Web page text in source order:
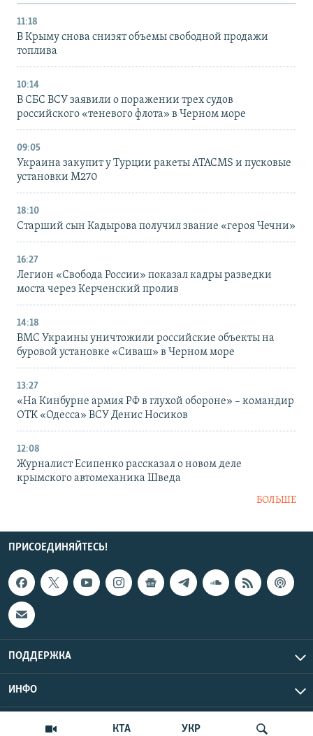
КТА УКР
11:18
В Крыму снова снизят объемы свободной продажи
топлива
10:14
В СБС ВСУ заявили о поражении трех судов
российского «теневого флота» в Черном море
09:05
Украина закупит у Турции ракеты ATACMS и пусковые
установки M270
18:10
Старший сын Кадырова получил звание «героя Чечни»
16:27
Легион «Свобода России» показал кадры разведки
моста через Керченский пролив
14:18
ВМС Украины уничтожили российские объекты на
буровой установке «Сиваш» в Черном море
13:27
«На Кинбурне армия РФ в глухой обороне» – командир
ОТК «Одесса» ВСУ Денис Носиков
12:08
Журналист Есипенко рассказал о новом деле
крымского автомеханика Шведа
БОЛЬШЕ
ПРИСОЕДИНЯЙТЕСЬ!
ПОДДЕРЖКА
ИНФО
Copyright Крым.Реалии, 2026 | Все права защищены.
UTC+3